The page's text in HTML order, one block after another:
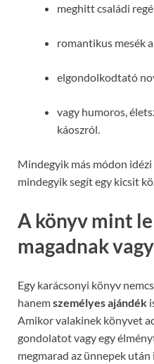
meghitt családi
romantikus mesék
elgondolkodtató
vagy humoros,
káoszról.
Mindegyik más módon
mindegyik segít egy kicsit
A könyv mint
magadnak
Egy karácsonyi könyv
hanemszemélyes ajándék
Amikor valakinek könyvet
gondolatot vagy egy
megmarad az ünnepek után